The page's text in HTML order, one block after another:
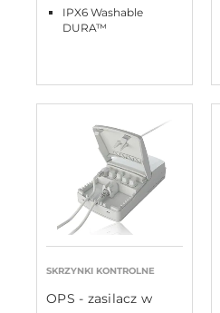
IPX6 Washable
DURA™
SKRZYNKI KONTROLNE
OPS - zasilacz w